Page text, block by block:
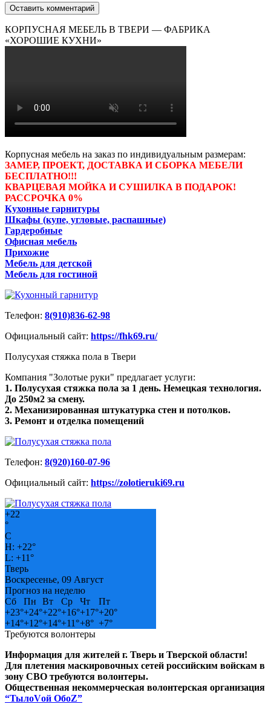
КОРПУСНАЯ МЕБЕЛЬ В ТВЕРИ — ФАБРИКА
«ХОРОШИЕ КУХНИ»
Корпусная мебель на заказ по индивидуальным размерам:
ЗАМЕР, ПРОЕКТ, ДОСТАВКА И СБОРКА МЕБЕЛИ
БЕСПЛАТНО!!!
КВАРЦЕВАЯ МОЙКА И СУШИЛКА В ПОДАРОК!
РАССРОЧКА 0%
Кухонные гарнитуры
Шкафы (купе, угловые, распашные)
Гардеробные
Офисная мебель
Прихожие
Мебель для детской
Мебель для гостиной
Телефон: 8(910)836-62-98
Официальный сайт: https://fhk69.ru/
Полусухая стяжка пола в Твери
Компания "Золотые руки" предлагает услуги:
1. Полусухая стяжка пола за 1 день. Немецкая технология.
До 250м2 за смену.
2. Механизированная штукатурка стен и потолков.
3. Ремонт и отделка помещений
Телефон: 8(920)160-07-96
Официальный сайт: https://zolotieruki69.ru
+22
°
C
H: +22°
L: +11°
Тверь
Воскресенье, 09 Август
Прогноз на неделю
Сб
Пн Вт Ср Чт
Пт
+23°+24°+22°+16°+17°+20°
+14°+12°+14°+11°+8° +7°
Требуются волонтеры
Информация для жителей г. Тверь и Тверской области!
Для плетения маскировочных сетей российским войскам в
зону СВО требуются волонтеры.
Общественная некоммерческая волонтерская организация
“ТылоVой ОбоZ”